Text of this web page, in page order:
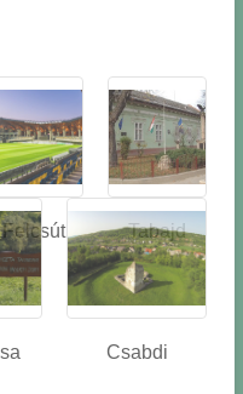
Felcsút Tabajd
Csabdi